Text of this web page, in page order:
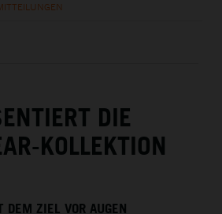
DIE
KOLLEKTION
DEM ZIEL VOR AUGEN